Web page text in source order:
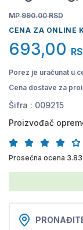
MP 990.00 RSD
CENA ZA ONLINE
693,00
Porez je uračunat u
Cena dostave za
Šifra : 009215
Proizvođač
Prosečna ocena